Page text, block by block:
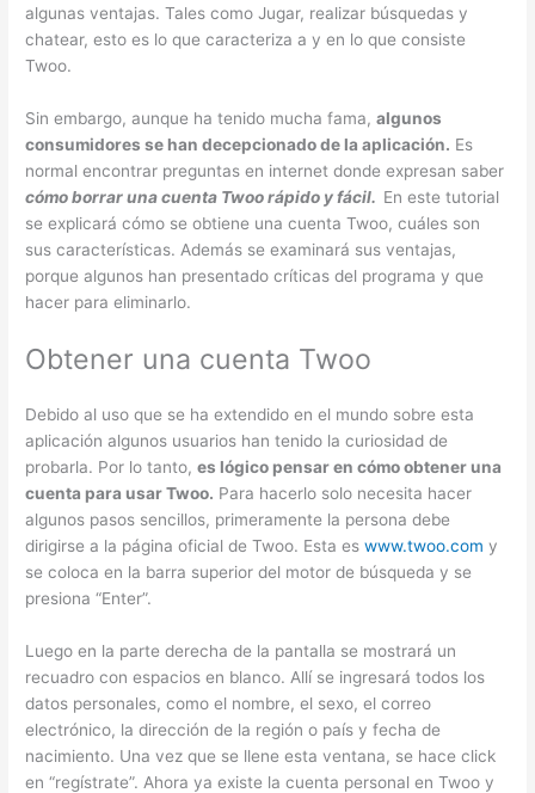
algunas ventajas. Tales como Jugar, realizar búsquedas y
chatear, esto es lo que caracteriza a y en lo que consiste
Twoo.
Sin embargo, aunque ha tenido mucha fama,algunos
consumidores se han decepcionado de la aplicación. Es
normal encontrar preguntas en internet donde expresan saber
cómo borrar una cuenta Twoo rápido y fácil. En este tutorial
se explicará cómo se obtiene una cuenta Twoo, cuáles son
sus características. Además se examinará sus ventajas,
porque algunos han presentado críticas del programa y que
hacer para eliminarlo.
Obtener una cuenta Twoo
Debido al uso que se ha extendido en el mundo sobre esta
aplicación algunos usuarios han tenido la curiosidad de
probarla. Por lo tanto,es lógico pensar en cómo obtener una
cuenta para usar Twoo. Para hacerlo solo necesita hacer
algunos pasos sencillos, primeramente la persona debe
dirigirse a la página oficial de Twoo. Esta eswww.twoo.com y
se coloca en la barra superior del motor de búsqueda y se
presiona “Enter”.
Luego en la parte derecha de la pantalla se mostrará un
recuadro con espacios en blanco. Allí se ingresará todos los
datos personales, como el nombre, el sexo, el correo
electrónico, la dirección de la región o país y fecha de
nacimiento. Una vez que se llene esta ventana, se hace click
en “regístrate”. Ahora ya existe la cuenta personal en Twoo y